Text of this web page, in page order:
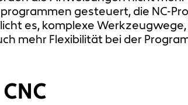
gesteuert, die NC-
es, komplexe
mehr Flexibilität bei der